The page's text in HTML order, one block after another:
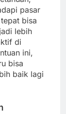
pasar
bisa
lebih
di
ini,
bisa
baik lagi